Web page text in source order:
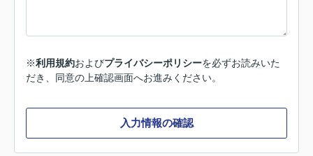
※利用規約およびプライバシーポリシーを必ずお読みいた
だき、同意の上確認画面へお進みください。
入力情報の確認